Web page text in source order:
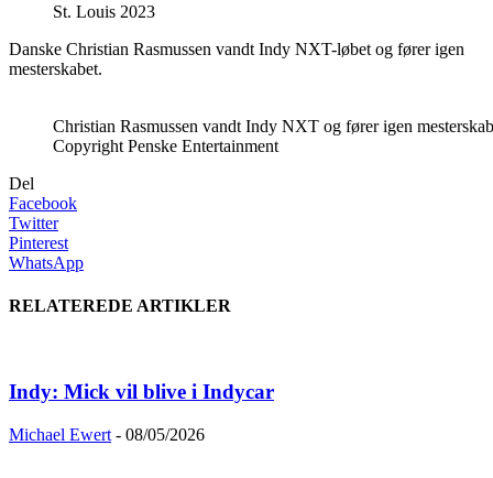
St. Louis 2023
Danske Christian Rasmussen vandt Indy NXT-løbet og fører igen
mesterskabet.
Christian Rasmussen vandt Indy NXT og fører igen
Copyright Penske Entertainment
Del
Facebook
Twitter
Pinterest
WhatsApp
RELATEREDE ARTIKLER
Indy: Mick vil blive i Indycar
Michael Ewert - 08/05/2026